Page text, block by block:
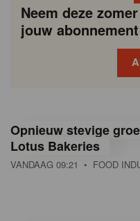
Neem deze
jouw
o
n
Opnieuw stevige
Lotus Bakeries
VANDAAG 09:21 • FOOD